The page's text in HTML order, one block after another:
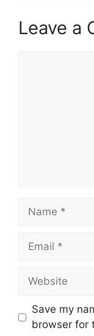
Leave a
Name
Email
Website
Save my
browser for